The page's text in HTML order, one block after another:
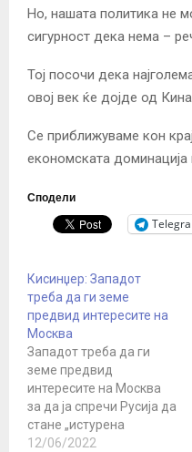
Но, нашата политика не
сигурност дека нема –
Тој посочи дека
овој век ќе дојде од
Се приближуваме кон
економската доминација
Сподели
Кисинџер: Западот
треба да ги земе
предвид интересите на
Москва
Западот треба да ги
земе предвид
интересите на Москва
за да ја спречи Русија да
стане „истурена
станица на Кина во
12/06/2022